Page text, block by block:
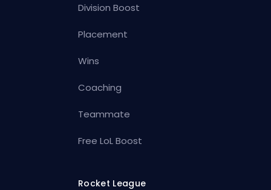
Division Boost
Placement
Wins
Coaching
Teammate
Free LoL Boost
Rocket League